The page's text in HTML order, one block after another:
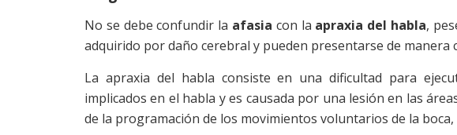
No se debe confundir la afasia con la apraxia del habla,
adquirido por daño cerebral y pueden presentarse de manera
La apraxia del habla consiste en una dificultad para
implicados en el habla y es causada por una lesión en las
de la programación de los movimientos voluntarios de la